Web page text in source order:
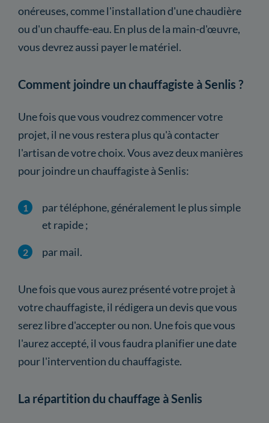
onéreuses, comme l'installation d'une chaudière
ou d'un chauffe-eau. En plus de la main-d'œuvre,
vous devrez aussi payer le matériel.
Comment joindre un chauffagiste à Senlis ?
Une fois que vous voudrez commencer votre
projet, il ne vous restera plus qu'à contacter
l'artisan de votre choix. Vous avez deux manières
pour joindre un chauffagiste à Senlis:
par téléphone, généralement le plus simple
et rapide ;
par mail.
Une fois que vous aurez présenté votre projet à
votre chauffagiste, il rédigera un devis que vous
serez libre d'accepter ou non. Une fois que vous
l'aurez accepté, il vous faudra planifier une date
pour l'intervention du chauffagiste.
La répartition du chauffage à Senlis